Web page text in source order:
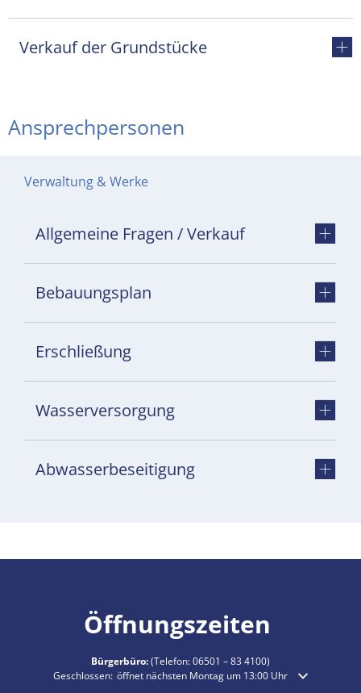
Verkauf der Grundstücke
Ansprechpersonen
Verwaltung & Werke
Allgemeine Fragen / Verkauf
Bebauungsplan
Erschließung
Wasserversorgung
Abwasserbeseitigung
Öffnungszeiten
Bürgerbüro:(Telefon:06501 – 83 4100)
Klicken, um weitere Öffnungs- oder Schließzeiten auszublenden
Geschlossen: öffnet nächsten Montag um 13:00 Uhr